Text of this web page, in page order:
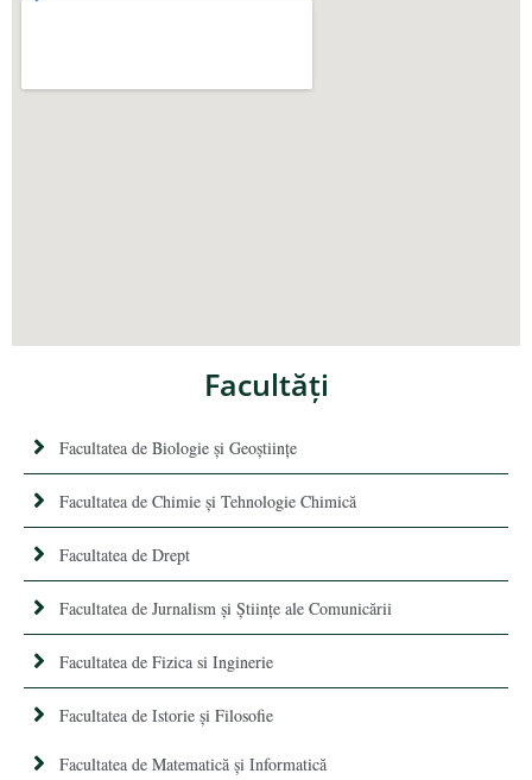
Facultăţi
Facultatea de Biologie și Geoștiințe
Facultatea de Chimie şi Tehnologie Chimică
Facultatea de Drept
Facultatea de Jurnalism şi Ştiinţe ale Comunicării
Facultatea de Fizica si Inginerie
Facultatea de Istorie şi Filosofie
Facultatea de Matematică şi Informatică